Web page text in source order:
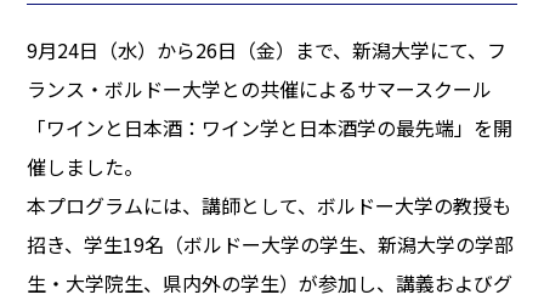
9月24日（水）から26日（金）まで、新潟大学にて、フ
ランス・ボルドー大学との共催によるサマースクール
「ワインと日本酒：ワイン学と日本酒学の最先端」を開
催しました。
本プログラムには、講師として、ボルドー大学の教授も
招き、学生19名（ボルドー大学の学生、新潟大学の学部
生・大学院生、県内外の学生）が参加し、講義およびグ